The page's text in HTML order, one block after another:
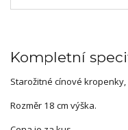
Kompletní
Starožitné cínové
Rozměr 18 cm výška.